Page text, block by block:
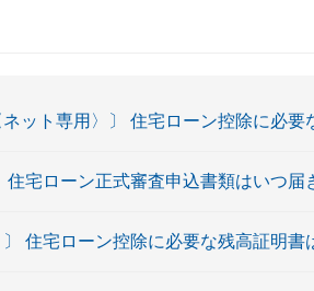
ネット専用〉〕 住宅ローン控除に必
住宅ローン正式審査申込書類はいつ届
〕 住宅ローン控除に必要な残高証明書